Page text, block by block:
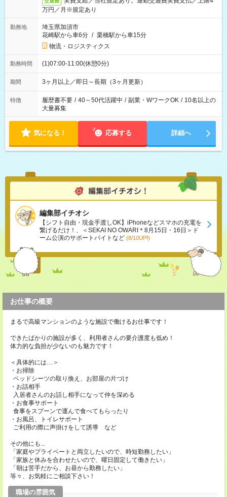
万円／月※規定あり
勤務地
埼玉県加須市
花崎駅から車6分 / 栗橋駅から車15分
物流・ロジスティクス
勤務時間 (1)07:00-11:00(休憩0分)
期間 3ヶ月以上／即日～長期（3ヶ月更新）
特徴 履歴書不要 / 40～50代活躍中 / 副業・WワークOK / 10名以上の
大量募集
気になる！ 応募する 詳細へ
編集部イチオシ
【シフト自由・現金手渡しOK】iPhoneなどスマホの充電を
繋げるだけ！、＜SEKAI NO OWARI＊8月15日・16日＞ド
ーム公演のサポートバイトなど (8/10UP!)
お仕事の概要
まるで高級マンションのような施設で働けるお仕事です！
できたばかりの施設が多く、利用者さんの要介護度も低め！
体力的な負担が少ないのも魅力です！
＜具体的には…＞
・お掃除
ベッドシーツの取り換え、お部屋の片づけ
・お話相手
入居者さんのお話し相手になって仲を深める
・お食事サポート
食事をスプーンで運んで食べてもらったり
・お風呂、トイレサポート
ご利用の際に声掛けをして誘導 など
その他にも...
「家庭やプライベートと両立したいので、時短勤務したい」
「家族と休みを合わせたいので、曜日固定して働きたい」
「朝は苦手だから、お昼から勤務したい」
等々、お気軽にご相談下さい！
職場の雰囲気